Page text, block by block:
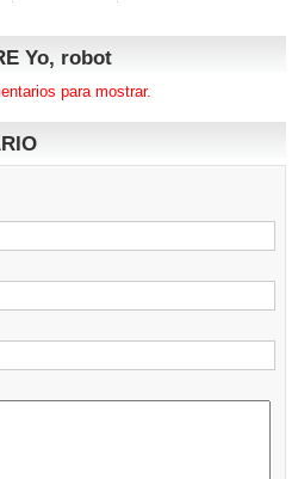
Yo, robot
para mostrar.